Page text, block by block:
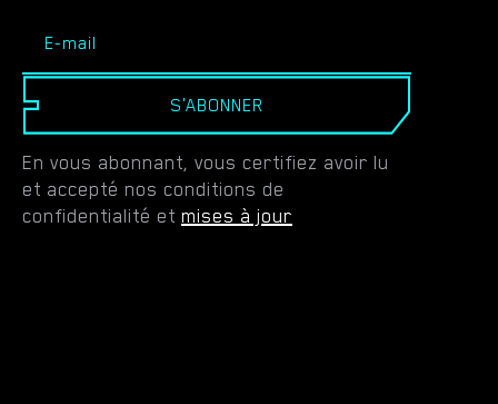
S'ABONNER
En vous abonnant, vous certifiez avoir lu
et accepté nos conditions de
confidentialité et mises à jour